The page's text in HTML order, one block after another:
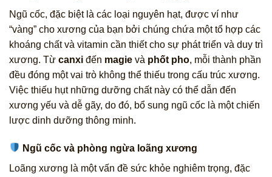
Ngũ cốc, đặc biệt là các loại nguyên hạt, được ví như
“vàng” cho xương của bạn bởi chúng chứa một tổ hợp các
khoáng chất và vitamin cần thiết cho sự phát triển và duy trì
xương. Từ canxi đến magie và phốt pho, mỗi thành phần
đều đóng một vai trò không thể thiếu trong cấu trúc xương.
Việc thiếu hụt những dưỡng chất này có thể dẫn đến
xương yếu và dễ gãy, do đó, bổ sung ngũ cốc là một chiến
lược dinh dưỡng thông minh.
Ngũ cốc và phòng ngừa loãng xương
Loãng xương là một vấn đề sức khỏe nghiêm trọng, đặc